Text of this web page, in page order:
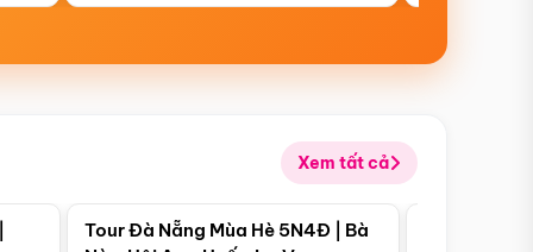
Xem tất cả
Điểm nổi bật
Tour Đà Nẵng Mùa Hè 5N4Đ | Bà